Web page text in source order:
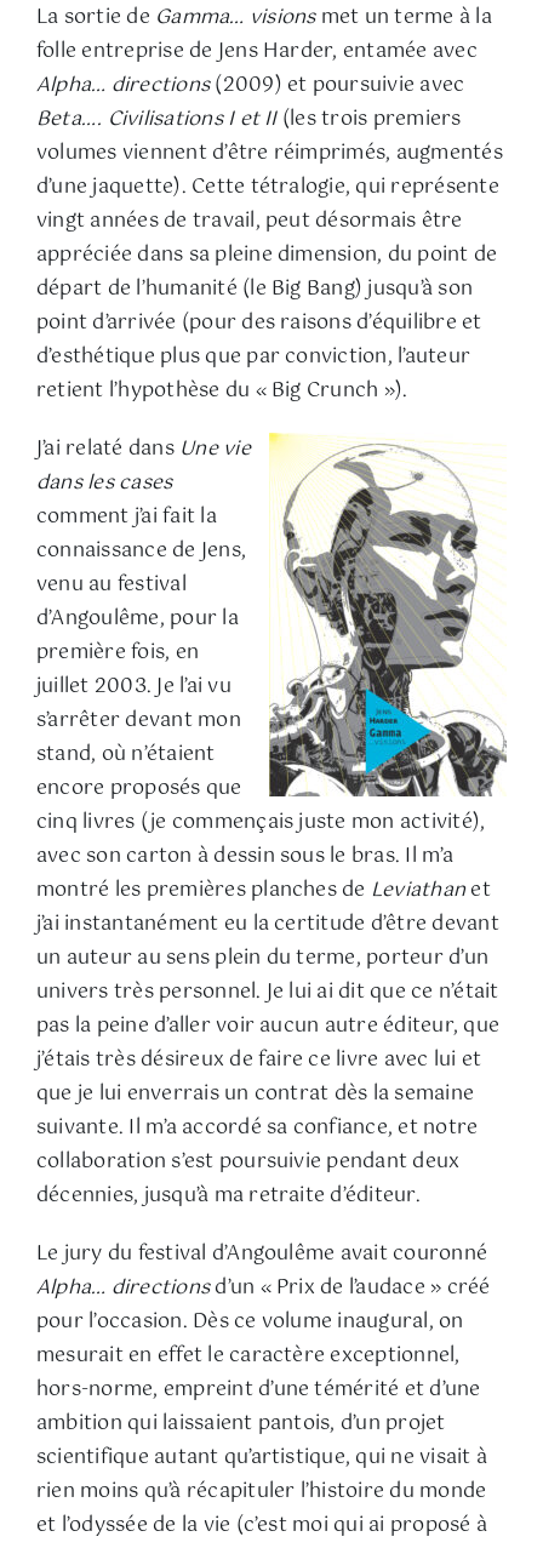
La sortie de Gamma… visionsmet un terme à la
folle entreprise de Jens Harder, entamée avec
Alpha… directions(2009) et poursuivie avec
Beta…. Civilisations I et II(les trois premiers
volumes viennent d’être réimprimés, augmentés
d’une jaquette). Cette tétralogie, qui représente
vingt années de travail, peut désormais être
appréciée dans sa pleine dimension, du point de
départ de l’humanité (le Big Bang) jusqu’à son
point d’arrivée (pour des raisons d’équilibre et
d’esthétique plus que par conviction, l’auteur
retient l’hypothèse du « Big Crunch »).
J’ai relaté dans Une vie
dans les cases
comment j’ai fait la
connaissance de Jens,
venu au festival
d’Angoulême, pour la
première fois, en
juillet 2003. Je l’ai vu
s’arrêter devant mon
stand, où n’étaient
encore proposés que
cinq livres (je commençais juste mon activité),
avec son carton à dessin sous le bras. Il m’a
montré les premières planches de Leviathanet
j’ai instantanément eu la certitude d’être devant
un auteur au sens plein du terme, porteur d’un
univers très personnel. Je lui ai dit que ce n’était
pas la peine d’aller voir aucun autre éditeur, que
j’étais très désireux de faire ce livre avec lui et
que je lui enverrais un contrat dès la semaine
suivante. Il m’a accordé sa confiance, et notre
collaboration s’est poursuivie pendant deux
décennies, jusqu’à ma retraite d’éditeur.
Le jury du festival d’Angoulême avait couronné
Alpha… directionsd’un « Prix de l’audace » créé
pour l’occasion. Dès ce volume inaugural, on
mesurait en effet le caractère exceptionnel,
hors-norme, empreint d’une témérité et d’une
ambition qui laissaient pantois, d’un projet
scientifique autant qu’artistique, qui ne visait à
rien moins qu’à récapituler l’histoire du monde
et l’odyssée de la vie (c’est moi qui ai proposé à